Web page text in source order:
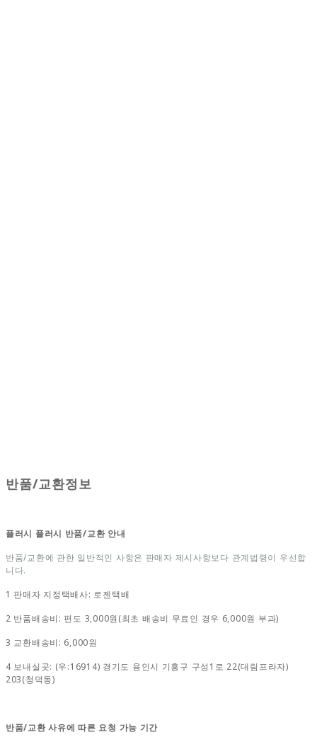
반품/교환정보
플러시 플러시 반품/교환 안내
반품/교환에 관한 일반적인 사항은 판매자 제시사항보다 관계법령이 우선합
니다.
1 판매자 지정택배사: 로젠택배
2 반품배송비: 편도 3,000원(최초 배송비 무료인 경우 6,000원 부과)
3 교환배송비: 6,000원
4 보내실곳: (우:16914) 경기도 용인시 기흥구 구성1로 22(대림프라자)
203(청덕동)
반품/교환 사유에 따른 요청 가능 기간